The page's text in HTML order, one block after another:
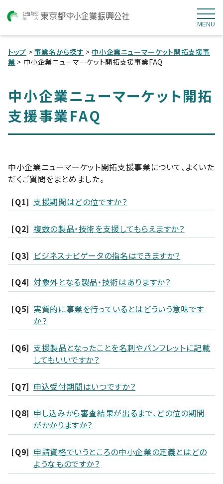
MENU
トップ > 事業名から探す > 中小企業ニューマーケット開拓支援事
業 > 中小企業ニューマーケット開拓支援事業FAQ
中小企業ニューマーケット開拓
支援事業FAQ
中小企業ニューマーケット開拓支援事業について、よくいた
だくご質問をまとめました。
[Q1] 支援期間はどの位ですか？
[Q2] 複数の製品・技術を支援してもらえますか？
[Q3] ビジネスナビゲータの指名はできますか？
[Q4] 対象外となる製品・技術はありますか？
[Q5] 実質的に事業を行っているとはどういう意味です
か？
[Q6] 支援製品となったことを名刺やパンフレットに記載
してもいいですか？
[Q7] 申込受付期間はいつですか？
[Q8] 申し込みから審査結果が出るまで、どの位の期間
がかかりますか？
[Q9] 申請資格でいうところの中小企業の定義とはどの
ようなものですか？